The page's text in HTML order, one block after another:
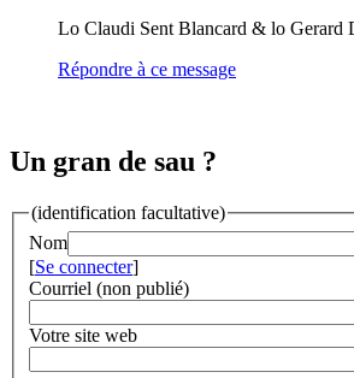
Lo Claudi Sent Blancard & lo Gerard
Répondre à ce message
Un gran de sau ?
(identification facultative)
Nom
[Se connecter]
Courriel (non publié)
Votre site web